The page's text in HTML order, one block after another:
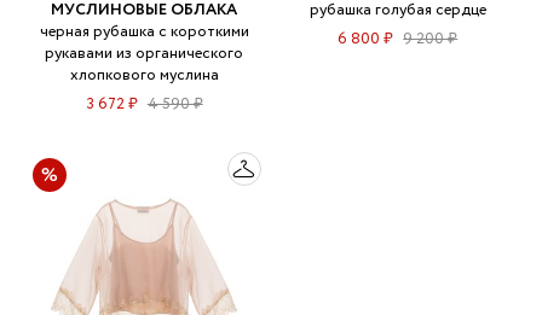
МУСЛИНОВЫЕ ОБЛАКА
черная рубашка с короткими
рукавами из органического
хлопкового муслина
3 672 ₽ 4 590 ₽
рубашка голубая сердце
6 800 ₽ 9 200 ₽